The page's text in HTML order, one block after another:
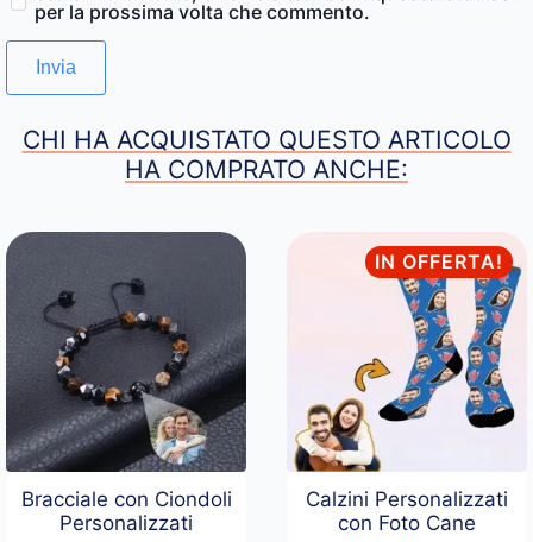
per la prossima volta che commento.
CHI HA ACQUISTATO QUESTO ARTICOLO
HA COMPRATO ANCHE:
Bracciale con Ciondoli
Personalizzati
IN OFFERTA!
Calzini Personalizzati
con Foto Cane